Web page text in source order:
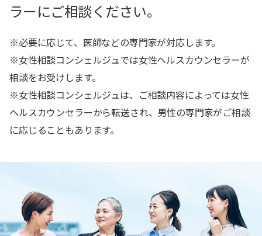
ラーにご相談ください。
※必要に応じて、医師などの専門家が対応します。
※女性相談コンシェルジュでは女性ヘルスカウンセラーが
相談をお受けします。
※女性相談コンシェルジュは、ご相談内容によっては女性
ヘルスカウンセラーから転送され、男性の専門家がご相談
に応じることもあります。